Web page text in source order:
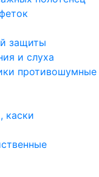
защиты
и слуха
противошумные
каски